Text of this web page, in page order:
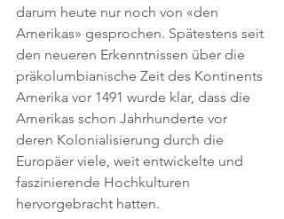
darum heute nur noch von «den
Amerikas» gesprochen. Spätestens seit
den neueren Erkenntnissen über die
präkolumbianische Zeit des Kontinents
Amerika vor 1491 wurde klar, dass die
Amerikas schon Jahrhunderte vor
deren Kolonialisierung durch die
Europäer viele, weit entwickelte und
faszinierende Hochkulturen
hervorgebracht hatten.